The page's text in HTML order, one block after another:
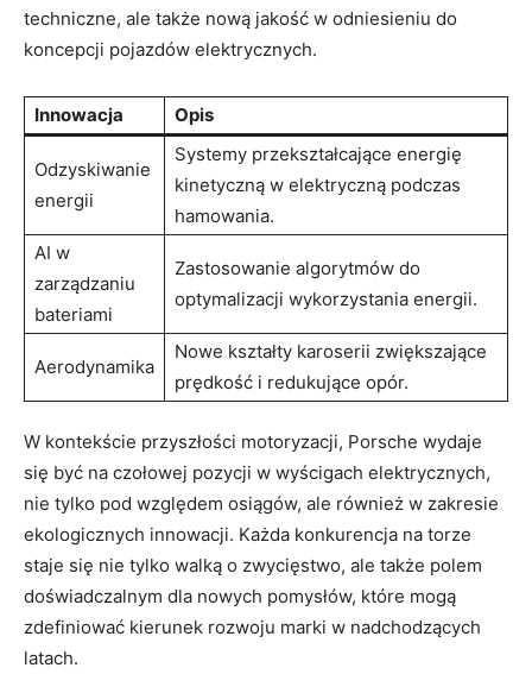
techniczne, ale także nową jakość w odniesieniu do
koncepcji pojazdów elektrycznych.
Innowacja Opis
Odzyskiwanie
energii
Systemy przekształcające energię
kinetyczną w elektryczną podczas
hamowania.
AI w
zarządzaniu
bateriami
Zastosowanie algorytmów do
optymalizacji wykorzystania energii.
Aerodynamika
Nowe kształty karoserii zwiększające
prędkość i redukujące opór.
W kontekście przyszłości motoryzacji, Porsche wydaje
się być na czołowej pozycji w wyścigach elektrycznych,
nie tylko pod względem osiągów, ale również w zakresie
ekologicznych innowacji. Każda konkurencja na torze
staje się nie tylko walką o zwycięstwo, ale także polem
doświadczalnym dla nowych pomysłów, które mogą
zdefiniować kierunek rozwoju marki w nadchodzących
latach.